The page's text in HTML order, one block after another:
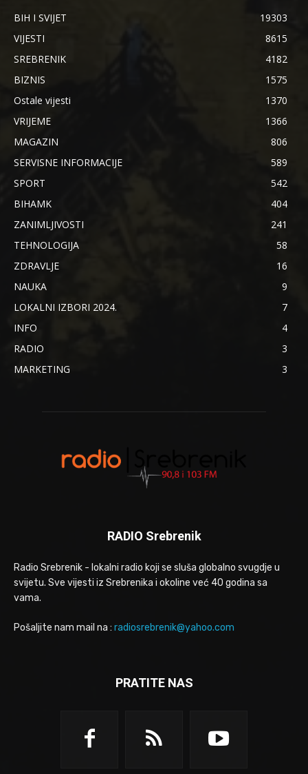
BIH I SVIJET
19303
VIJESTI
8615
SREBRENIK
4182
BIZNIS
1575
Ostale vijesti
1370
VRIJEME
1366
MAGAZIN
806
SERVISNE INFORMACIJE
589
SPORT
542
BIHAMK
404
ZANIMLJIVOSTI
241
TEHNOLOGIJA
58
ZDRAVLJE
16
NAUKA
9
LOKALNI IZBORI 2024.
7
INFO
4
RADIO
3
MARKETING
3
RADIO Srebrenik
Radio Srebrenik - lokalni radio koji se sluša globalno svugdje u
svijetu. Sve vijesti iz Srebrenika i okoline već 40 godina sa
vama.
Pošaljite nam mail na : radiosrebrenik@yahoo.com
PRATITE NAS